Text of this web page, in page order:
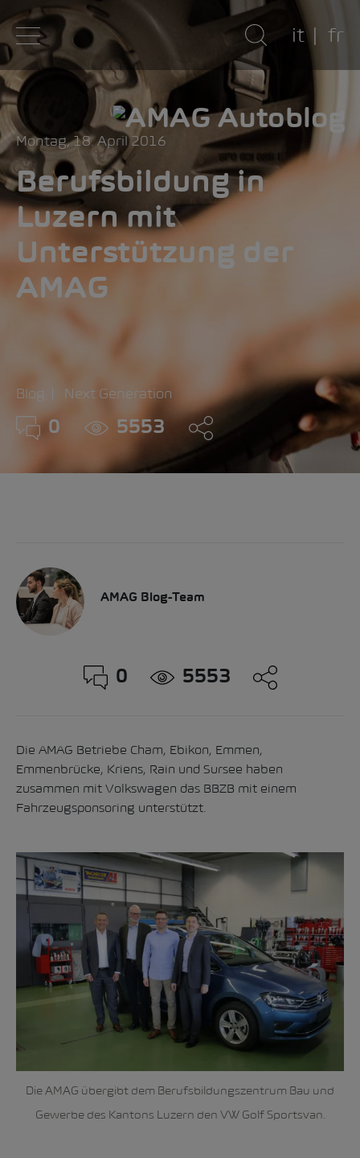
it fr
Montag, 18. April 2016
Berufsbildung in
Luzern mit
Unterstützung der
AMAG
Blog Next Generation
0 5553
AMAG Blog-Team
0 5553
Die AMAG Betriebe Cham, Ebikon, Emmen,
Emmenbrücke, Kriens, Rain und Sursee haben
zusammen mit Volkswagen das BBZB mit einem
Fahrzeugsponsoring unterstützt.
Die AMAG übergibt dem Berufsbildungszentrum Bau und
Gewerbe des Kantons Luzern den VW Golf Sportsvan.